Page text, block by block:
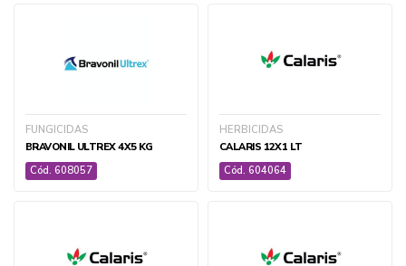
FUNGICIDAS
BRAVONIL ULTREX 4X5 KG
Cód. 608057
HERBICIDAS
CALARIS 12X1 LT
Cód. 604064